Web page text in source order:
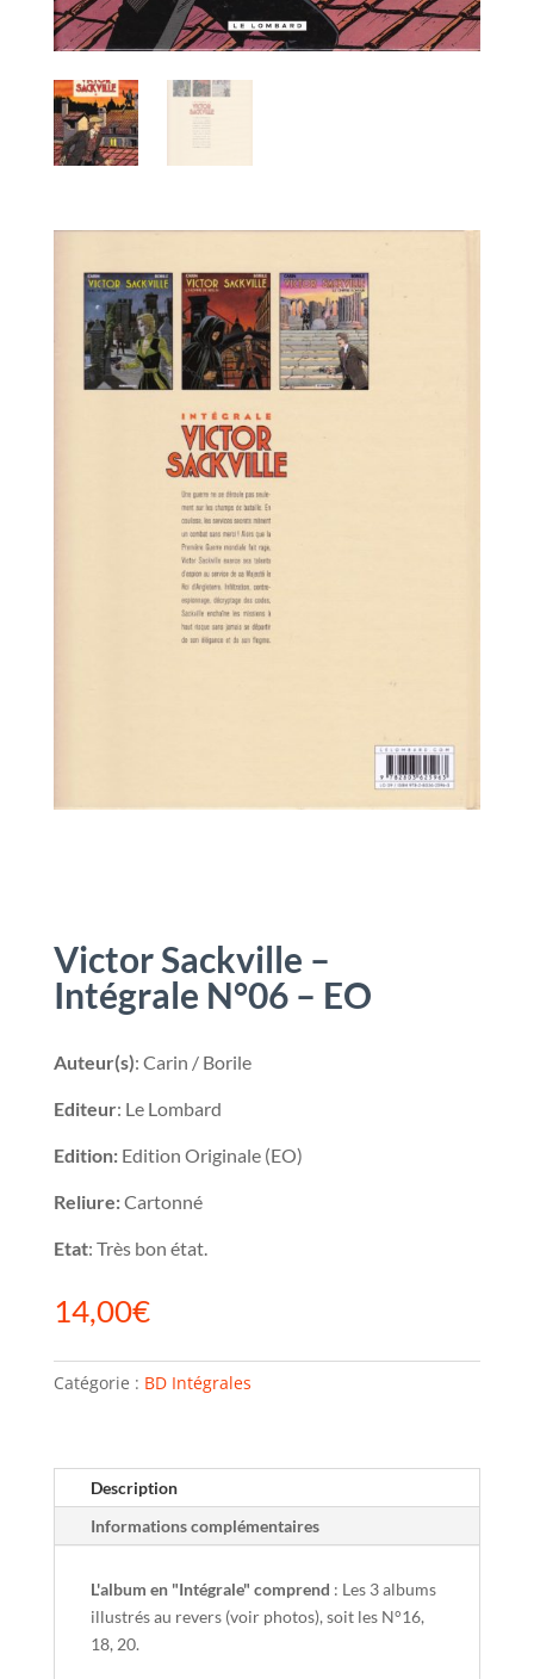
Victor Sackville –
Intégrale N°06 – EO
Auteur(s): Carin / Borile
Editeur: Le Lombard
Edition:Edition Originale (EO)
Reliure:Cartonné
Etat: Très bon état.
14,00€
Catégorie : BD Intégrales
Description
Informations complémentaires
L'album en "Intégrale" comprend : Les 3 albums
illustrés au revers (voir photos), soit les N°16,
18, 20.